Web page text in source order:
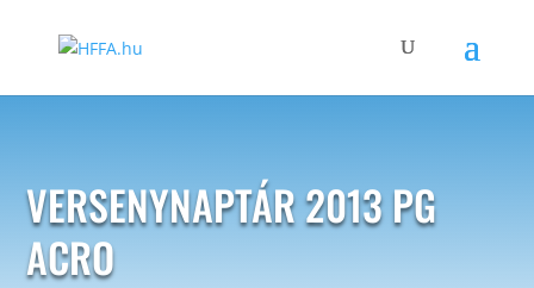
VERSENYNAPTÁR 2013 PG
ACRO